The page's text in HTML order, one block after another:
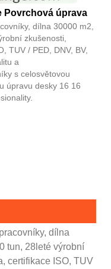
Povrchová úprava
dílna 30000 m2,
zkušenosti,
TUV / PED, DNV, BV,
a
s celosvětovou
úpravu desky 16 16
dílna
tun, 28leté výrobní
certifikace ISO, TUV